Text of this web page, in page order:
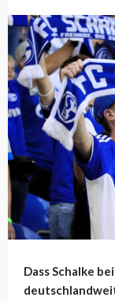
Dass Schalke